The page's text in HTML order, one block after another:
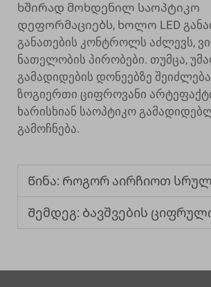
ხშირად მოხდენილ საოპტიკო
დეფორმაციებს, ხოლო LED
განათების კონტროლს აძლევს,
ნათელობის პირობები. თუმცა,
გამადიდების დონეებზე
ზოგიერთი ციფროვანი
ხარისხიან საოპტიკო
გამოჩნება.
Წინა: Როგორ აირჩიოთ სრულყოფილი ბავშვების ციფრული
Შემდეგ: Ბავშვების ციფრული მიკროსკოპი: სასწავლო